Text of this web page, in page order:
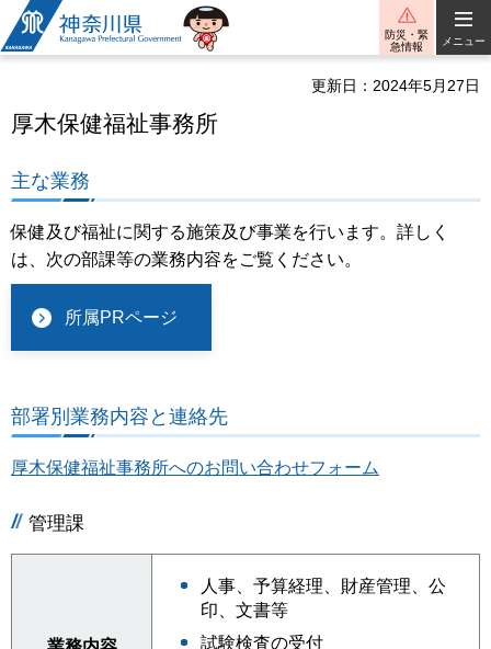
神奈川県
防災・緊
急情報
メニュー
更新日：2024年5月27日
厚木保健福祉事務所
主な業務
保健及び福祉に関する施策及び事業を行います。詳しく
は、次の部課等の業務内容をご覧ください。
所属PRページ
部署別業務内容と連絡先
厚木保健福祉事務所へのお問い合わせフォーム
管理課
人事、予算経理、財産管理、公
印、文書等
試験検査の受付